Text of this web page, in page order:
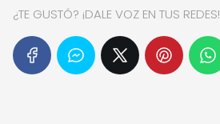
¿TE GUSTÓ? ¡DALE VOZ EN TUS REDES!